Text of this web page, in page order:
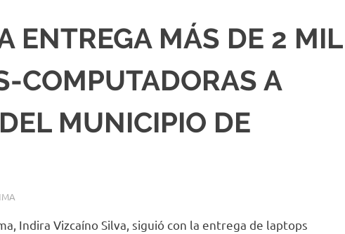
ENTREGA MÁS DE 2 MIL
COMPUTADORAS A
MUNICIPIO DE
Indira Vizcaíno Silva, siguió con la entrega de laptops